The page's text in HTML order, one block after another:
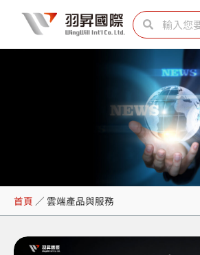
主
搜
尋 尋
雲端產品與服務
首頁 ／ 雲端產品與服務